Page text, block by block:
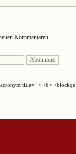
Kommentaren
title=""> <b>